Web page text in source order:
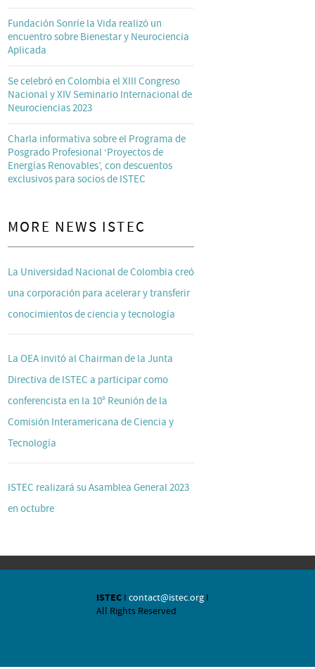
Fundación Sonríe la Vida realizó un
encuentro sobre Bienestar y Neurociencia
Aplicada
Se celebró en Colombia el XIII Congreso
Nacional y XIV Seminario Internacional de
Neurociencias 2023
Charla informativa sobre el Programa de
Posgrado Profesional ‘Proyectos de
Energías Renovables’, con descuentos
exclusivos para socios de ISTEC
MORE NEWS ISTEC
La Universidad Nacional de Colombia creó
una corporación para acelerar y transferir
conocimientos de ciencia y tecnología
La OEA invitó al Chairman de la Junta
Directiva de ISTEC a participar como
conferencista en la 10° Reunión de la
Comisión Interamericana de Ciencia y
Tecnología
ISTEC realizará su Asamblea General 2023
en octubre
ISTECI contact@istec.orgI
All Rights Reserved